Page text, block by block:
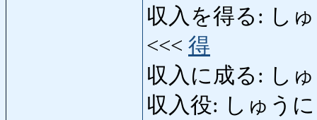
収入を得る: し
<<< 得
収入に成る: し
収入役: しゅう